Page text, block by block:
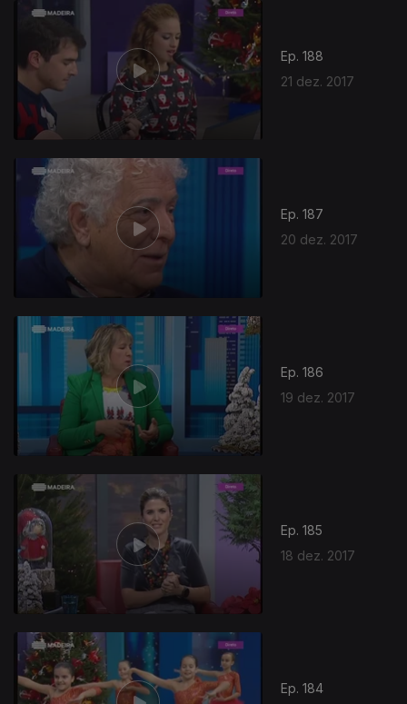
Ep. 188
21 dez. 2017
Ep. 187
20 dez. 2017
Ep. 186
19 dez. 2017
Ep. 185
18 dez. 2017
Ep. 184